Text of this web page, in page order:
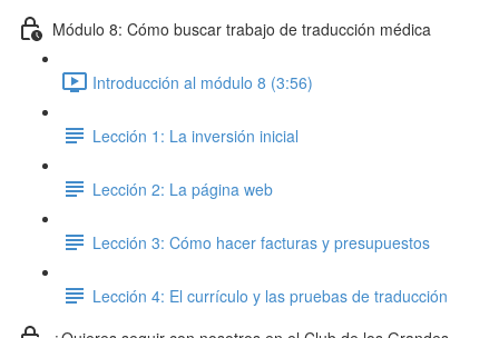
Módulo 8: Cómo buscar trabajo de traducción médica
Introducción al módulo 8 (3:56)
Lección 1: La inversión inicial
Lección 2: La página web
Lección 3: Cómo hacer facturas y presupuestos
Lección 4: El currículo y las pruebas de traducción